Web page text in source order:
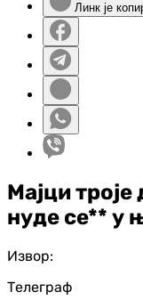
Линк је
Мајци троје
нуде се** у
Извор:
Телеграф